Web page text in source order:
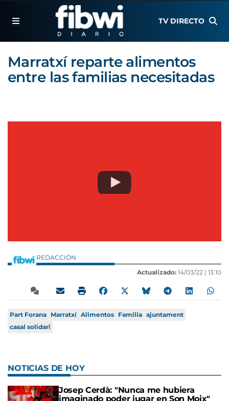
TV DIRECTO
Marratxí reparte alimentos
entre las familias necesitadas
REDACCIÓN
Actualizado: 14/03/22 | 13:10
Part Forana Marratxí Alimentos Familia ajuntament
casal solidari
NOTICIAS DE HOY
Josep Cerdà: "Nunca me hubiera
imaginado poder jugar en Son Moix"